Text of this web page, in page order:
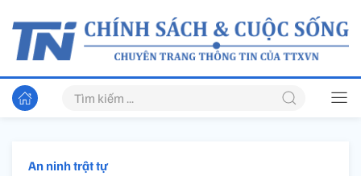
An ninh trật tự